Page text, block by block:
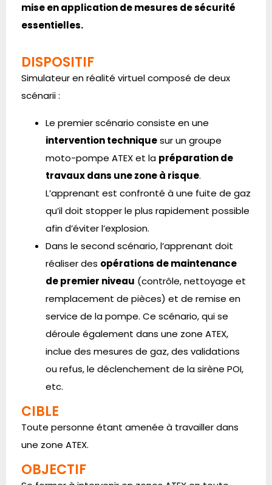
mise en application de mesures de sécurité
essentielles.
DISPOSITIF
Simulateur en réalité virtuel composé de deux
scénarii :
Le premier scénario consiste en une
intervention techniquesur un groupe
moto-pompe ATEX et la préparation de
travaux dans une zone à risque.
L’apprenant est confronté à une fuite de gaz
qu’il doit stopper le plus rapidement possible
afin d’éviter l’explosion.
Dans le second scénario, l’apprenant doit
réaliser des opérations de maintenance
de premier niveau (contrôle, nettoyage et
remplacement de pièces) et de remise en
service de la pompe. Ce scénario, qui se
déroule également dans une zone ATEX,
inclue des mesures de gaz, des validations
ou refus, le déclenchement de la sirène POI,
etc.
CIBLE
Toute personne étant amenée à travailler dans
une zone ATEX.
OBJECTIF